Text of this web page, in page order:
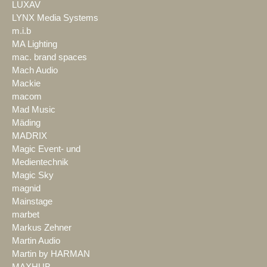
LUXAV
LYNX Media Systems
m.i.b
MA Lighting
mac. brand spaces
Mach Audio
Mackie
macom
Mad Music
Mäding
MADRIX
Magic Event- und
Medientechnik
Magic Sky
magnid
Mainstage
marbet
Markus Zehner
Martin Audio
Martin by HARMAN